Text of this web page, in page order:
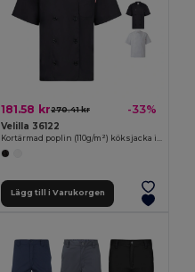
181.58 kr270.41 kr -33%
Velilla 36122
Lägg till i Varukorgen